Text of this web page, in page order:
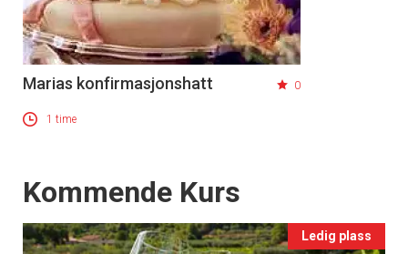
Få ukentlige nyhetsbrev fra
kan fritt velge hvilke du ønsker å få
tilsendt.
Marias konfirmasjonshatt 0
1 time
Events
Kommende Kurs
Ledig plass